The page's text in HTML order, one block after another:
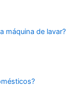
máquina de lavar?